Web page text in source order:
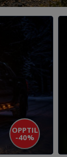
OPPTIL
-40%